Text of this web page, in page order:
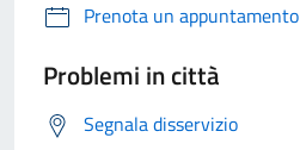
Prenota un appuntamento
Problemi in città
Segnala disservizio